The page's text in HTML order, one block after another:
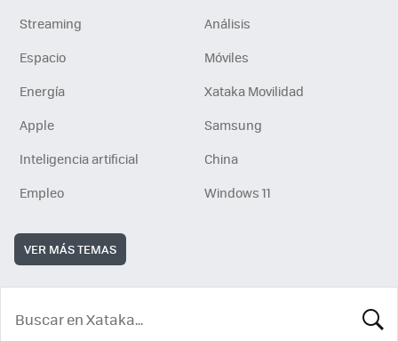
Streaming
Análisis
Espacio
Móviles
Energía
Xataka Movilidad
Apple
Samsung
Inteligencia artificial
China
Empleo
Windows 11
VER MÁS TEMAS